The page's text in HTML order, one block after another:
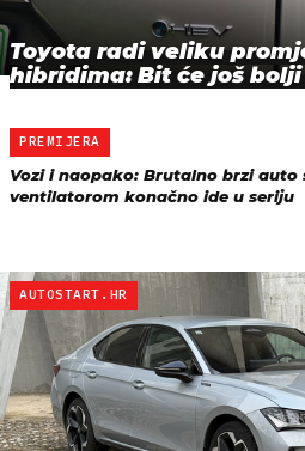
Toyota radi veliku
hibridima: Bit će još
PREMIJERA
Vozi i naopako: Brutalno brzi auto
ventilatorom konačno ide u seriju
AUTOSTART.HR